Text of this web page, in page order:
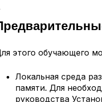
этого обучающего
Локальная среда
памяти. Для
руководства